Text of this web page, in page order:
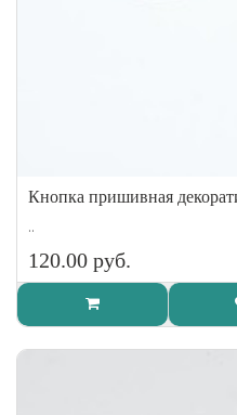
Кнопка пришивная
..
120.00 руб.